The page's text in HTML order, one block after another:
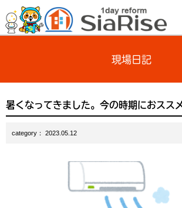
現場日記
暑くなってきました。今の時期におスス
category： 2023.05.12